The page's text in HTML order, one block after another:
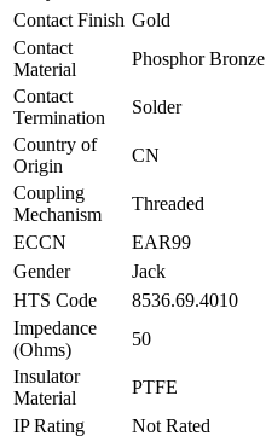
Contact Finish Gold
Contact
Material
Phosphor Bronze
Contact
Termination
Solder
Country of
Origin
CN
Coupling
Mechanism
Threaded
ECCN
EAR99
Gender
Jack
HTS Code
8536.69.4010
Impedance
(Ohms)
50
Insulator
Material
PTFE
IP Rating
Not Rated